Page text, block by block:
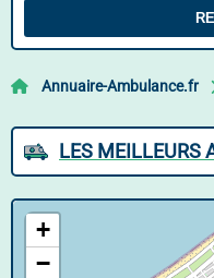
Annuaire-Ambulance.fr
LES MEILLEURS
+
−